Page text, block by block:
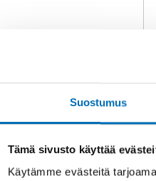
Suostumus
Tämä sivusto käyttää
Käytämme evästeitä